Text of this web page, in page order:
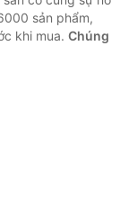
sản phẩm,
khi mua. Chúng